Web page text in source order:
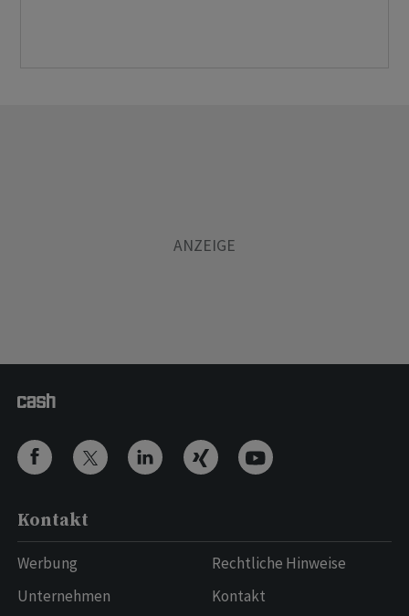
Kontakt
Werbung
Unternehmen
Rechtliche Hinweise
Kontakt